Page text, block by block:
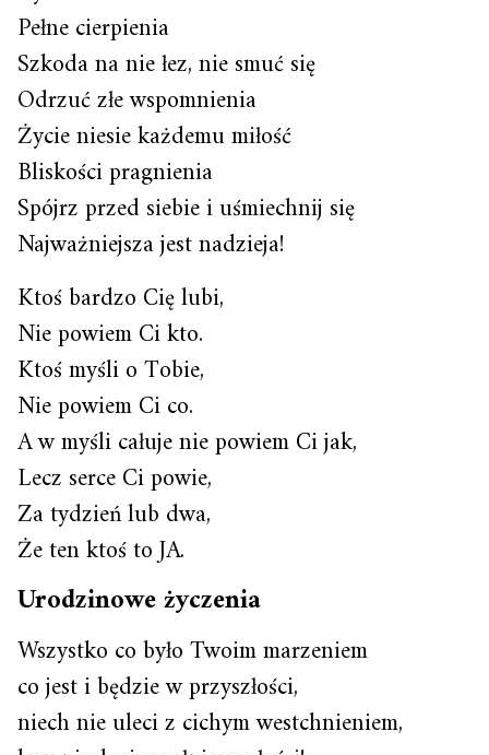
Pełne cierpienia
Szkoda na nie łez, nie smuć się
Odrzuć złe wspomnienia
Życie niesie każdemu miłość
Bliskości pragnienia
Spójrz przed siebie i uśmiechnij się
Najważniejsza jest nadzieja!
Ktoś bardzo Cię lubi,
Nie powiem Ci kto.
Ktoś myśli o Tobie,
Nie powiem Ci co.
A w myśli całuje nie powiem Ci jak,
Lecz serce Ci powie,
Za tydzień lub dwa,
Że ten ktoś to JA.
Urodzinowe życzenia
Wszystko co było Twoim marzeniem
co jest i będzie w przyszłości,
niech nie uleci z cichym westchnieniem,